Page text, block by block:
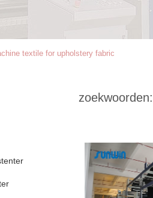
textile for upholstery fabric
zoekwoorden: